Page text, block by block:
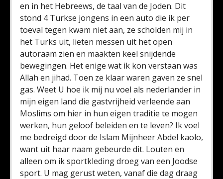
en in het Hebreews, de taal van de Joden. Dit
stond 4 Turkse jongens in een auto die ik per
toeval tegen kwam niet aan, ze scholden mij in
het Turks uit, lieten messen uit het open
autoraam zien en maakten keel snijdende
bewegingen. Het enige wat ik kon verstaan was
Allah en jihad. Toen ze klaar waren gaven ze snel
gas. Weet U hoe ik mij nu voel als nederlander in
mijn eigen land die gastvrijheid verleende aan
Moslims om hier in hun eigen traditie te mogen
werken, hun geloof beleiden en te leven? Ik voel
me bedreigd door de Islam Mijnheer Abdel kaolo,
want uit haar naam gebeurde dit. Louten en
alleen om ik sportkleding droeg van een Joodse
sport. U mag gerust weten, vanaf die dag draag